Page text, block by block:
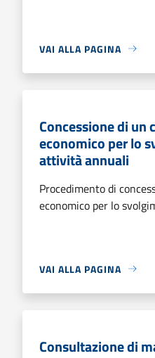
VAI ALLA PAGINA
Concessione di un
economico per lo
attività annuali
Procedimento di
economico per lo
VAI ALLA PAGINA
Consultazione di